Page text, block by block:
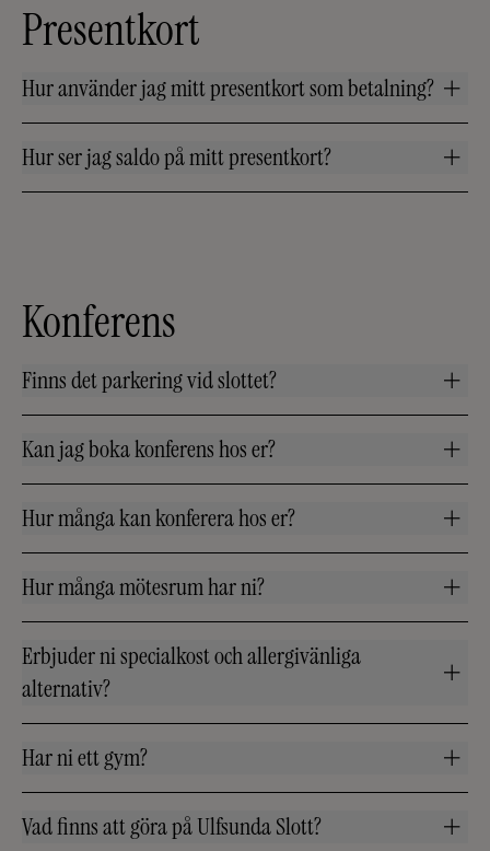
Presentkort
Hur använder jag mitt presentkort som betalning?
Hur ser jag saldo på mitt presentkort?
Konferens
Finns det parkering vid slottet?
Kan jag boka konferens hos er?
Hur många kan konferera hos er?
Hur många mötesrum har ni?
Erbjuder ni specialkost och allergivänliga
alternativ?
Har ni ett gym?
Vad finns att göra på Ulfsunda Slott?